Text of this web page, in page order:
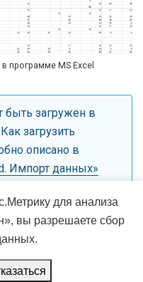
программе MS Excel
загружен в
загрузить
описано в
Импорт данных»
Academic theme
для анализа
вы разрешаете сбор